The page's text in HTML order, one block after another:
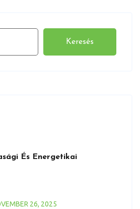
Keresés
És Energetikai
26, 2025